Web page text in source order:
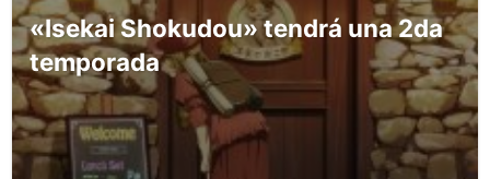
«Isekai Shokudou» tendrá una 2da
temporada